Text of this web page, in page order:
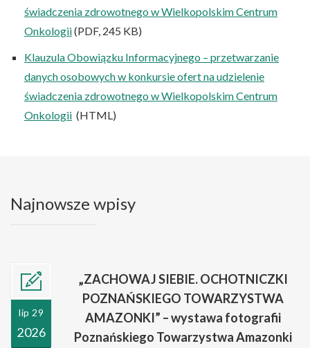
świadczenia zdrowotnego w Wielkopolskim Centrum
Onkologii(PDF, 245 KB)
Klauzula Obowiązku Informacyjnego – przetwarzanie
danych osobowych w konkursie ofert na udzielenie
świadczenia zdrowotnego w Wielkopolskim Centrum
Onkologii (HTML)
Najnowsze wpisy
lip 29
2026
„ZACHOWAJ SIEBIE. OCHOTNICZKI
POZNAŃSKIEGO TOWARZYSTWA
AMAZONKI” – wystawa fotografii
Poznańskiego Towarzystwa Amazonki